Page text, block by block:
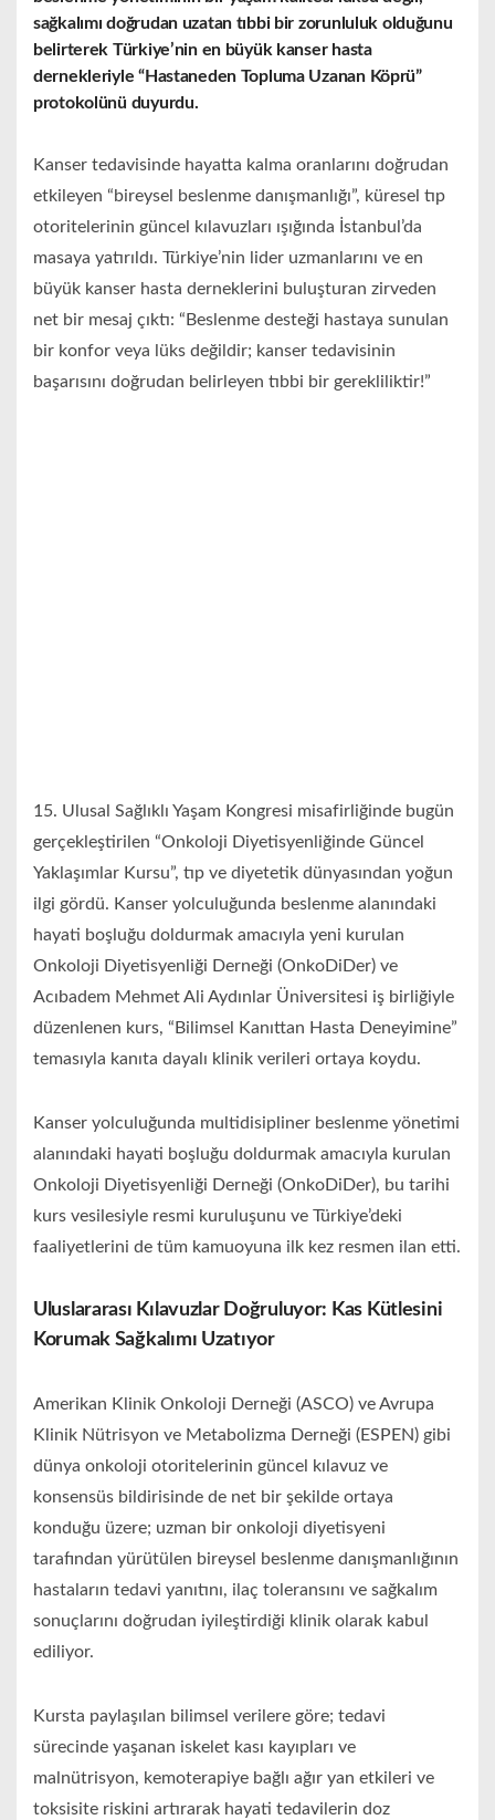
sağkalımı doğrudan uzatan tıbbi bir zorunluluk olduğunu
belirterek Türkiye’nin en büyük kanser hasta
dernekleriyle “Hastaneden Topluma Uzanan Köprü”
protokolünü duyurdu.
Kanser tedavisinde hayatta kalma oranlarını doğrudan
etkileyen “bireysel beslenme danışmanlığı”, küresel tıp
otoritelerinin güncel kılavuzları ışığında İstanbul’da
masaya yatırıldı. Türkiye’nin lider uzmanlarını ve en
büyük kanser hasta derneklerini buluşturan zirveden
net bir mesaj çıktı: “Beslenme desteği hastaya sunulan
bir konfor veya lüks değildir; kanser tedavisinin
başarısını doğrudan belirleyen tıbbi bir gerekliliktir!”
15. Ulusal Sağlıklı Yaşam Kongresi misafirliğinde bugün
gerçekleştirilen “Onkoloji Diyetisyenliğinde Güncel
Yaklaşımlar Kursu”, tıp ve diyetetik dünyasından yoğun
ilgi gördü. Kanser yolculuğunda beslenme alanındaki
hayati boşluğu doldurmak amacıyla yeni kurulan
Onkoloji Diyetisyenliği Derneği (OnkoDiDer) ve
Acıbadem Mehmet Ali Aydınlar Üniversitesi iş birliğiyle
düzenlenen kurs, “Bilimsel Kanıttan Hasta Deneyimine”
temasıyla kanıta dayalı klinik verileri ortaya koydu.
Kanser yolculuğunda multidisipliner beslenme yönetimi
alanındaki hayati boşluğu doldurmak amacıyla kurulan
Onkoloji Diyetisyenliği Derneği (OnkoDiDer), bu tarihi
kurs vesilesiyle resmi kuruluşunu ve Türkiye’deki
faaliyetlerini de tüm kamuoyuna ilk kez resmen ilan etti.
Uluslararası Kılavuzlar Doğruluyor: Kas Kütlesini
Korumak Sağkalımı Uzatıyor
Amerikan Klinik Onkoloji Derneği (ASCO) ve Avrupa
Klinik Nütrisyon ve Metabolizma Derneği (ESPEN) gibi
dünya onkoloji otoritelerinin güncel kılavuz ve
konsensüs bildirisinde de net bir şekilde ortaya
konduğu üzere; uzman bir onkoloji diyetisyeni
tarafından yürütülen bireysel beslenme danışmanlığının
hastaların tedavi yanıtını, ilaç toleransını ve sağkalım
sonuçlarını doğrudan iyileştirdiği klinik olarak kabul
ediliyor.
Kursta paylaşılan bilimsel verilere göre; tedavi
sürecinde yaşanan iskelet kası kayıpları ve
malnütrisyon, kemoterapiye bağlı ağır yan etkileri ve
toksisite riskini artırarak hayati tedavilerin doz